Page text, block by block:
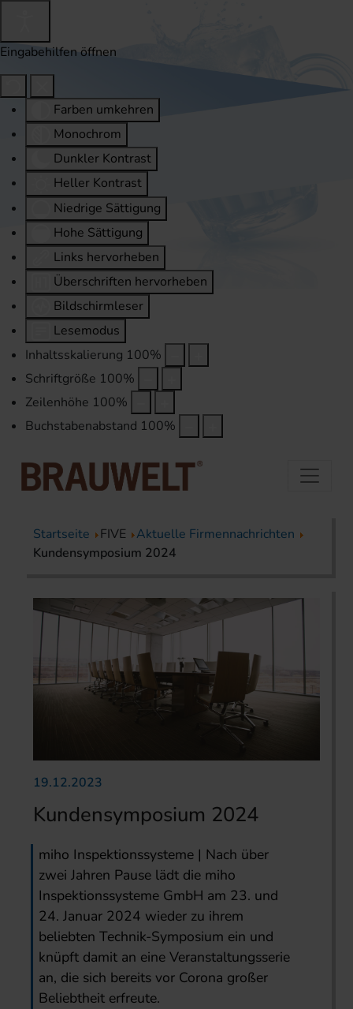
Eingabehilfen öffnen
Farben umkehren
Monochrom
Dunkler Kontrast
Heller Kontrast
Niedrige Sättigung
Hohe Sättigung
Links hervorheben
Überschriften hervorheben
Bildschirmleser
Lesemodus
Inhaltsskalierung 100%
Schriftgröße 100%
Zeilenhöhe 100%
Buchstabenabstand 100%
Startseite FIVE
Aktuelle Firmennachrichten
Kundensymposium 2024
19.12.2023
Kundensymposium 2024
miho Inspektionssysteme | Nach über
zwei Jahren Pause lädt die miho
Inspektionssysteme GmbH am 23. und
24. Januar 2024 wieder zu ihrem
beliebten Technik-Symposium ein und
knüpft damit an eine Veranstaltungsserie
an, die sich bereits vor Corona großer
Beliebtheit erfreute.